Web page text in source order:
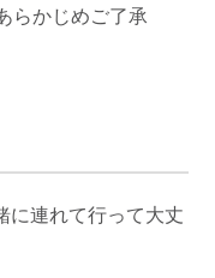
らかじめご了承
に連れて行って大丈